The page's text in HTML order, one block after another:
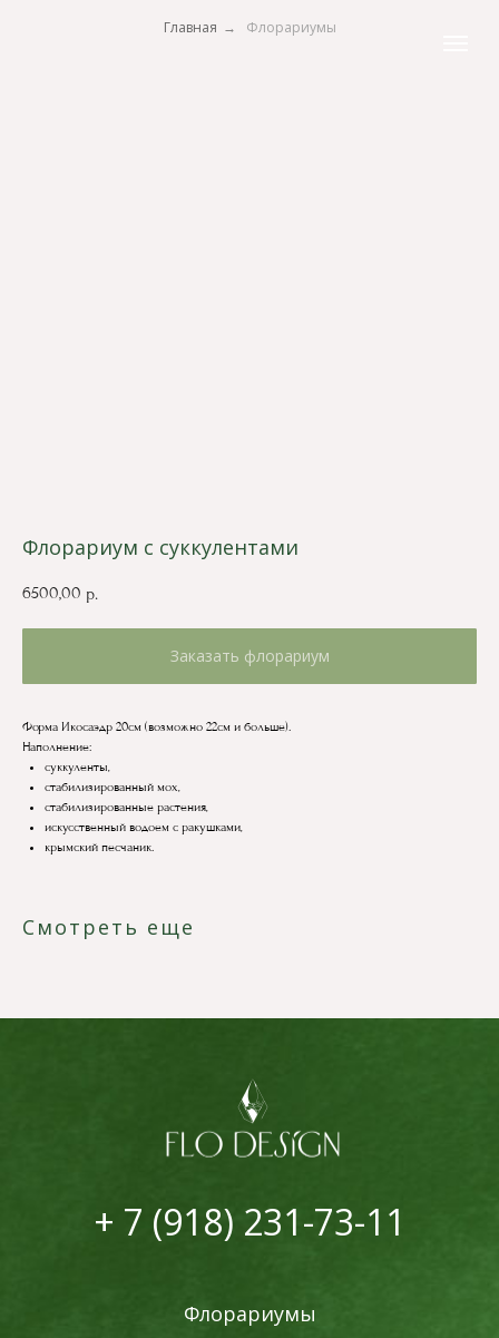
Главная → Флорариумы
Флорариум с суккулентами
6500,00 р.
Заказать флорариум
Форма Икосаэдр 20см (возможно 22см и больше).
Наполнение:
суккуленты,
стабилизированный мох,
стабилизированные растения,
искусственный водоем с ракушками,
крымский песчаник.
Смотреть еще
Флорариумы
+ 7 (918) 231-73-11